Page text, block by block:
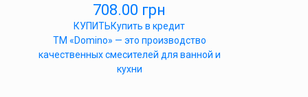
708.00 грн
КУПИТЬКупить в кредит
ТМ «Domino» — это производство
качественных смесителей для ванной и
кухни